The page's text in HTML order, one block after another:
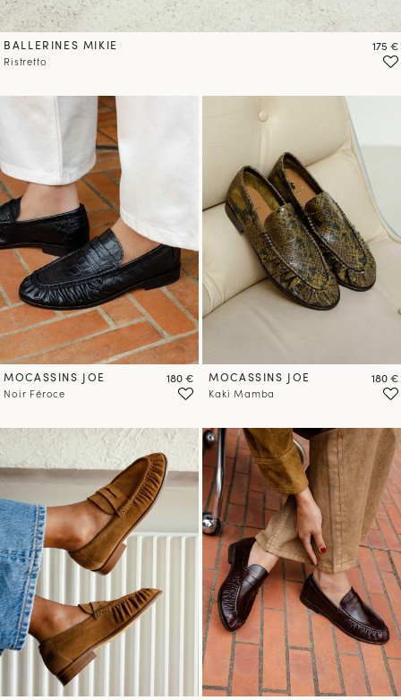
BALLERINES MIKIE
Ristretto
Prix
175 €
MOCASSINS JOE
Noir Féroce
Prix
180 € MOCASSINS JOE
Kaki Mamba
Prix
180 €